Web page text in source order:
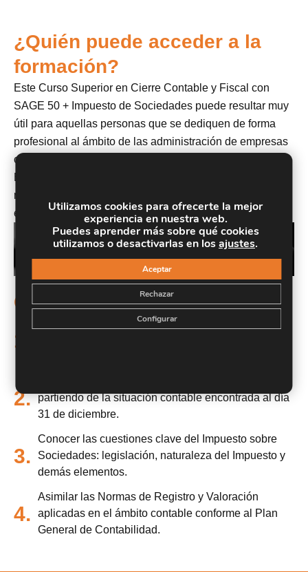
¿Quién puede acceder a la
formación?
Este Curso Superior en Cierre Contable y Fiscal con
SAGE 50 + Impuesto de Sociedades puede resultar muy
útil para aquellas personas que se dediquen de forma
profesional al ámbito de las administración de empresas
o de la gestión corporativa, así como a estudiantes de
relacionados con el mundo de la contabilidad y la
empresa.
Objetivos
1.
Determinar las operaciones contables que se
2. partiendo de la situación contable encontrada al día
31 de diciembre.
3.
Conocer las cuestiones clave del Impuesto sobre
Sociedades: legislación, naturaleza del Impuesto y
demás elementos.
4.
Asimilar las Normas de Registro y Valoración
aplicadas en el ámbito contable conforme al Plan
General de Contabilidad.
Utilizamos cookies para ofrecerte la mejor
experiencia en nuestra web.
Puedes aprender más sobre qué cookies
utilizamos o desactivarlas en losajustes.
Aceptar
Rechazar
Configurar